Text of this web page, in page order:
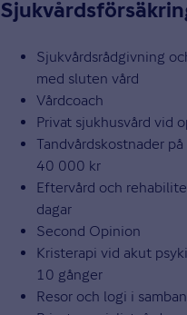
Sjukvårdsrådgivning
med sluten vård
Vårdcoach
Privat sjukhusvård vid
Tandvårdskostnader
40 000 kr
Eftervård och
dagar
Second Opinion
Kristerapi vid akut
10 gånger
Resor och logi i